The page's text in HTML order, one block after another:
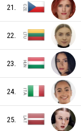
EST
SUI
21.
22.
23.
24.
25.